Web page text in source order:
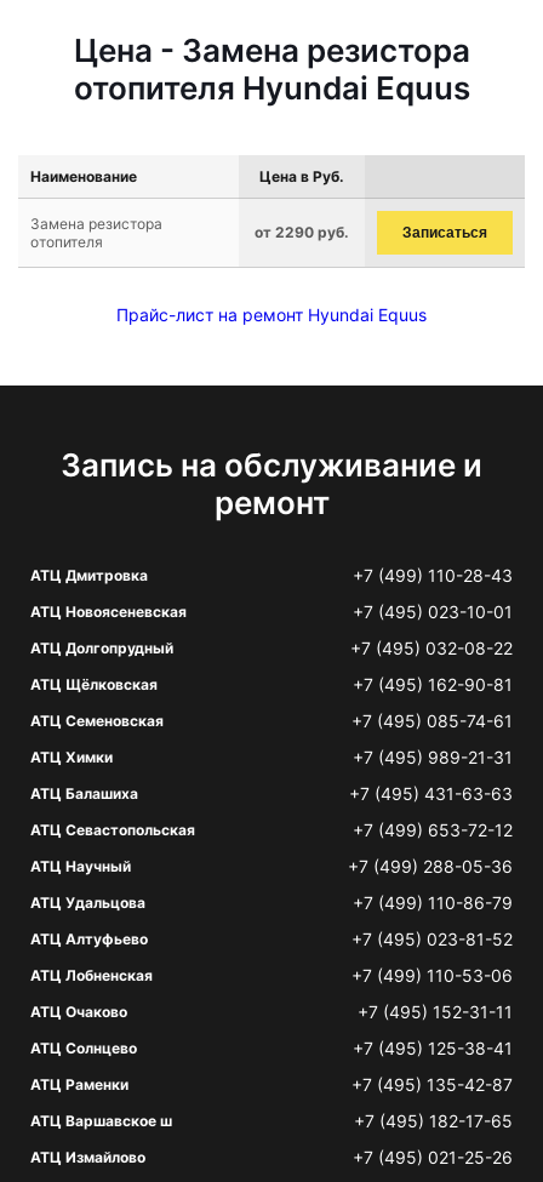
Цена - Замена резистора
отопителя Hyundai Equus
Наименование Цена в Руб.
Замена резистора
отопителя
от 2290 руб. Записаться
Прайс-лист на ремонт Hyundai Equus
Запись на обслуживание и
ремонт
АТЦ Дмитровка +7 (499) 110-28-43
АТЦ Новоясеневская +7 (495) 023-10-01
АТЦ Долгопрудный +7 (495) 032-08-22
АТЦ Щёлковская +7 (495) 162-90-81
АТЦ Семеновская +7 (495) 085-74-61
АТЦ Химки +7 (495) 989-21-31
АТЦ Балашиха +7 (495) 431-63-63
АТЦ Севастопольская +7 (499) 653-72-12
АТЦ Научный +7 (499) 288-05-36
АТЦ Удальцова +7 (499) 110-86-79
АТЦ Алтуфьево +7 (495) 023-81-52
АТЦ Лобненская +7 (499) 110-53-06
АТЦ Очаково +7 (495) 152-31-11
АТЦ Солнцево +7 (495) 125-38-41
АТЦ Раменки +7 (495) 135-42-87
АТЦ Варшавское ш +7 (495) 182-17-65
АТЦ Измайлово +7 (495) 021-25-26